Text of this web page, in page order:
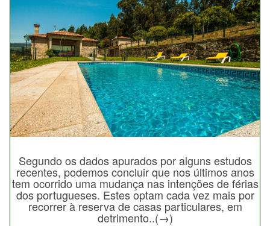
Segundo os dados apurados por alguns estudos
recentes, podemos concluir que nos últimos anos
tem ocorrido uma mudança nas intenções de férias
dos portugueses. Estes optam cada vez mais por
recorrer à reserva de casas particulares, em
detrimento..(→)